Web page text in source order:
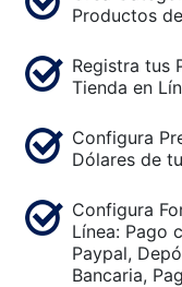
Productos
Registra tus
Tienda en
Configura
Dólares de
Configura
Línea: Pago
Paypal,
Bancaria,